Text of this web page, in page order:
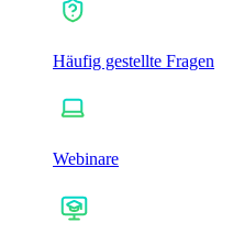
Häufig gestellte Fragen
Webinare